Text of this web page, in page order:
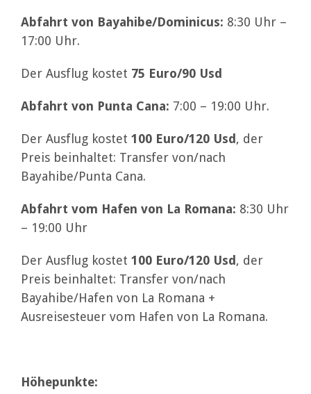
Abfahrt von Bayahibe/Dominicus: 8:30 Uhr –
17:00 Uhr.
Der Ausflug kostet 75 Euro/90 Usd
Abfahrt von Punta Cana: 7:00 – 19:00 Uhr.
Der Ausflug kostet 100 Euro/120 Usd , der
Preis beinhaltet: Transfer von/nach
Bayahibe/Punta Cana.
Abfahrt vom Hafen von La Romana: 8:30 Uhr
– 19:00 Uhr
Der Ausflug kostet 100 Euro/120 Usd , der
Preis beinhaltet: Transfer von/nach
Bayahibe/Hafen von La Romana +
Ausreisesteuer vom Hafen von La Romana.
Höhepunkte: